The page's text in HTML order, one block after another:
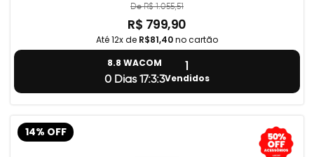
De R$ 1.055,51
R$ 799,90
Até 12x de R$81,40no cartão
8.8 WACOM
0 Dias 17:3:2
1
Vendidos
14% OFF